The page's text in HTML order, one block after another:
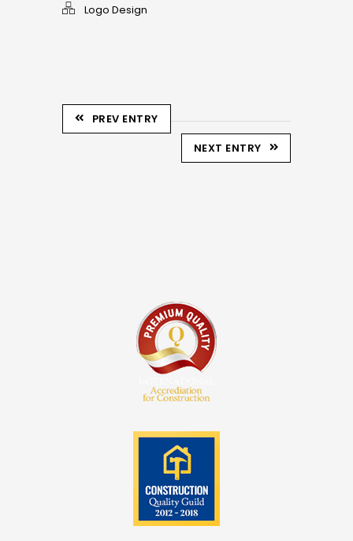
Logo Design
PREV ENTRY
NEXT ENTRY